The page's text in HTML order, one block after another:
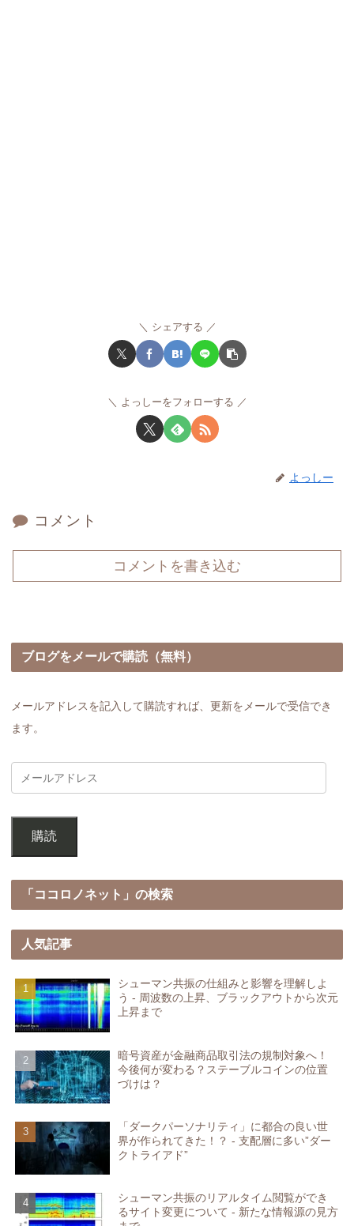
シェアする
よっしーをフォローする
よっしー
コメント
コメントを書き込む
ブログをメールで購読（無料）
メールアドレスを記入して購読すれば、更新をメールで受信でき
ます。
購読
「ココロノネット」の検索
人気記事
シューマン共振の仕組みと影響を理解しよ
う - 周波数の上昇、ブラックアウトから次元
上昇まで
暗号資産が金融商品取引法の規制対象へ！
今後何が変わる？ステーブルコインの位置
づけは？
「ダークパーソナリティ」に都合の良い世
界が作られてきた！？ - 支配層に多い”ダー
クトライアド”
シューマン共振のリアルタイム閲覧ができ
るサイト変更について - 新たな情報源の見方